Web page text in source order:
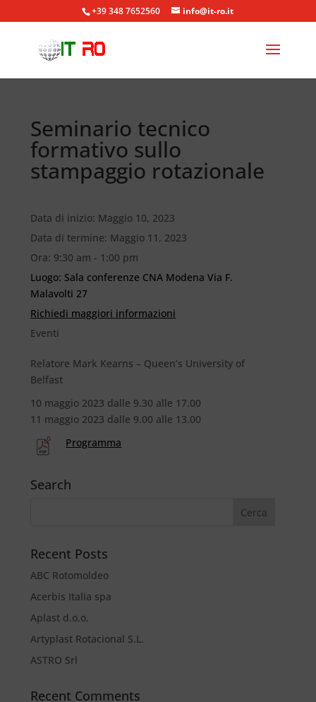
+39 348 7652560 info@it-ro.it
Seminario tecnico
formativo sullo
stampaggio rotazionale
Data di inizio: Maggio 10, 2023
Data di termine: Maggio 11, 2023
Ora: 9:30 am - 1:00 pm
Luogo: Sala conferenze CNA Modena Via F.
Malavolti 27
Richiedi maggiori informazioni
Eventi
Relatore Mark Kearns – Queen’s University of
Belfast
10 maggio 2023 dalle 9.30 alle 17.00
11 maggio 2023 dalle 9.00 alle 13.00
Programma
Search
Recent Posts
ABC Rotomoldeo
Acerbis Italia spa
Aplast d.o.o.
Artyplast Rotacional S.L.
ASTRO Srl
Recent Comments